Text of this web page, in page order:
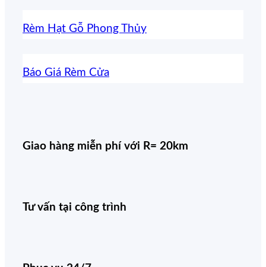
Rèm Hạt Gỗ Phong Thủy
Báo Giá Rèm Cửa
Giao hàng miễn phí với R= 20km
Tư vấn tại công trình